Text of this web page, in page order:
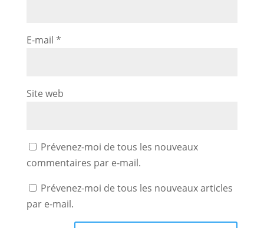
E-mail *
Site web
Prévenez-moi de tous les nouveaux
commentaires par e-mail.
Prévenez-moi de tous les nouveaux articles
par e-mail.